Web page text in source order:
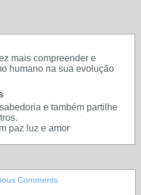
mais compreender e
humano na sua evolução
e também partilhe
paz luz e amor
Comments